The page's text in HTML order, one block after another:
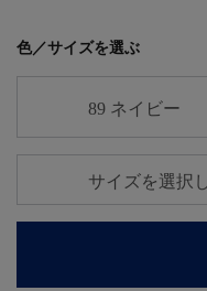
色／サイズを選ぶ